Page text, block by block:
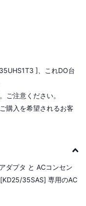
]、これDO台
ご注意ください。
購入を希望されるお客
ダプタ と ACコンセン
35SAS] 専用のAC